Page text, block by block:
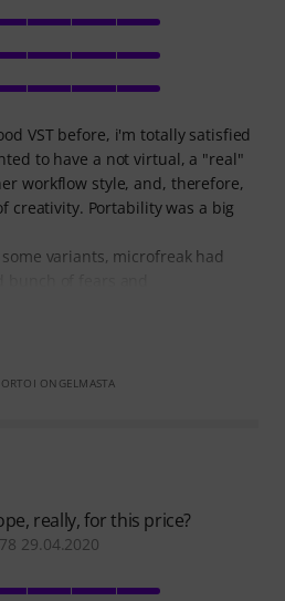
VST before, i'm totally satisfied
to have a not virtual, a "real"
workflow style, and, therefore,
creativity. Portability was a big
variants, microfreak had
ONGELMASTA
really, for this price?
29.04.2020